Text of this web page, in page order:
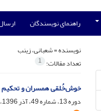
راهنمای نویسندگان
نویسنده =شعبانی، زینب
تعداد مقالات: 1
خوش‌خُلقی همسران و تحکیم
دوره 13، شماره 49، آذر 1396، صفحه